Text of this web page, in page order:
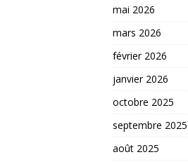
mai 2026
mars 2026
février 2026
janvier 2026
octobre 2025
septembre 2025
août 2025